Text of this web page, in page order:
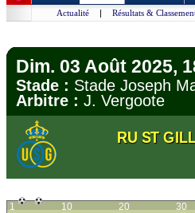
Actualité | Résultats &
Dim. 03 Août 2025,
Stade : Stade Joseph
Arbitre : J. Vergoote
RU ST
1 10 20 30